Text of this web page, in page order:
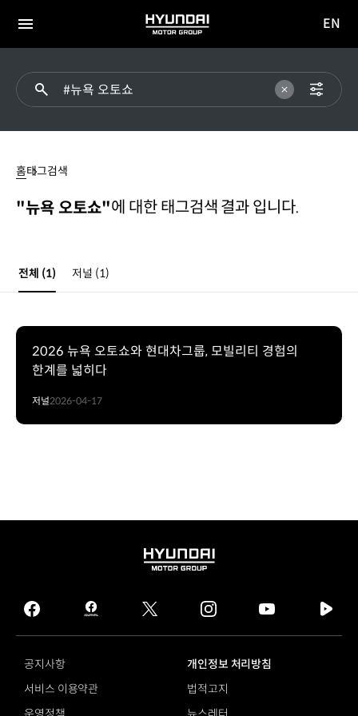
전체
HYUNDAI
MOTOR
이동
EN
오토쇼
홈태그검색
"뉴욕 오토쇼"에 대한 태그검색 결과 입니다.
전체 (1) 저널 (1)
2026 뉴욕 오토쇼와 현대차그룹, 모빌리티 경험의
한계를 넓히다
저널2026-04-17
HYUNDAI
GROUP
facebook
hmg
journal
twitter instagram
tv
공지사항
개인정보 처리방침
서비스 이용약관
법적고지